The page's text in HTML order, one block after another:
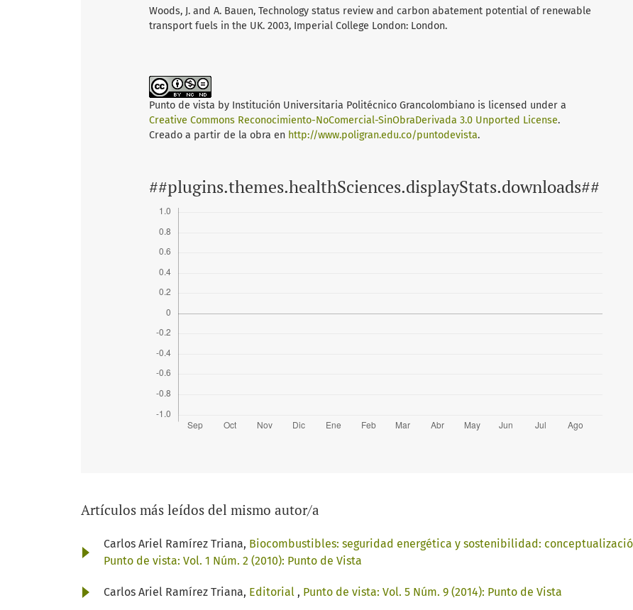
Woods, J. and A. Bauen, Technology status review and carbon abatement potential of renewable
transport fuels in the UK. 2003, Imperial College London: London.
Punto de vista by Institución Universitaria Politécnico Grancolombiano is licensed under a
Creative Commons Reconocimiento-NoComercial-SinObraDerivada 3.0 Unported License.
Creado a partir de la obra en http://www.poligran.edu.co/puntodevista.
##plugins.themes.healthSciences.displayStats.downloads##
Artículos más leídos del mismo autor/a
Carlos Ariel Ramírez Triana, Biocombustibles: seguridad energética y sostenibilidad:
Punto de vista: Vol. 1 Núm. 2 (2010): Punto de Vista
Carlos Ariel Ramírez Triana, Editorial , Punto de vista: Vol. 5 Núm. 9 (2014): Punto de Vista